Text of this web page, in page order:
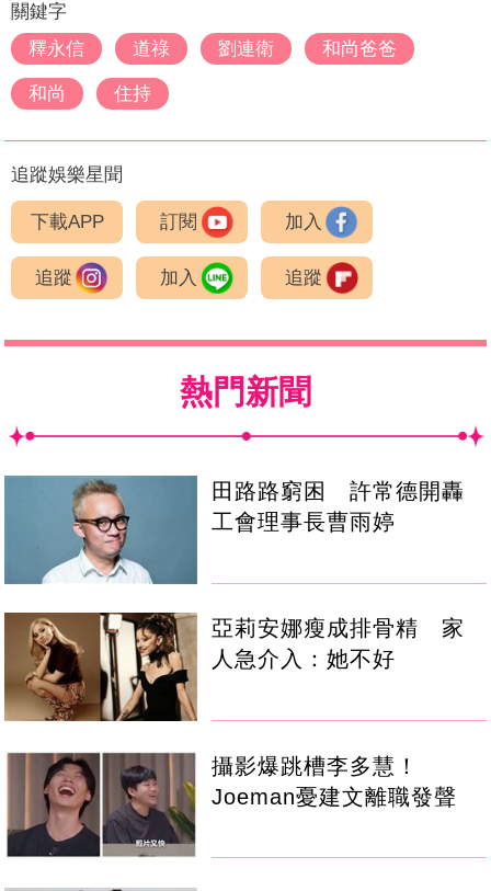
關鍵字
釋永信
道祿 劉連衛 和尚爸爸
和尚 住持
追蹤娛樂星聞
下載APP 訂閱 加入
追蹤 加入 追蹤
熱門新聞
田路路窮困 許常德開轟
工會理事長曹雨婷
亞莉安娜瘦成排骨精 家
人急介入：她不好
攝影爆跳槽李多慧！
Joeman憂建文離職發聲